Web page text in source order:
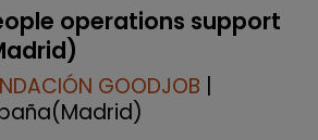
operations support
GOODJOB |